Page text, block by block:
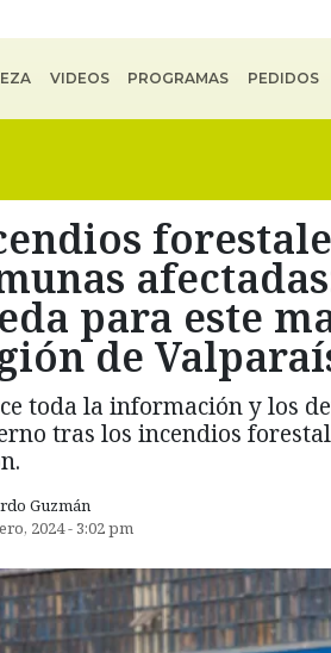
VIDEOS PROGRAMAS PEDIDOS
para este
de
toda la información y los
tras los incendios
Guzmán
2024 - 3:02 pm